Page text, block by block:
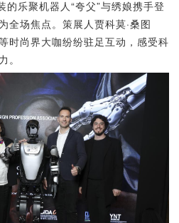
乐聚机器人“夸父”与绣娘携手登
全场焦点。策展人贾科莫·桑图
时尚界大咖纷纷驻足互动，感受科
。